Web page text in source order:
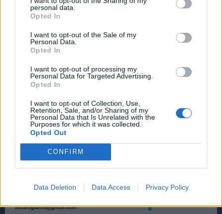
personal data.
Opted In
I want to opt-out of the Sale of my
Personal Data.
Opted In
I want to opt-out of processing my
Personal Data for Targeted Advertising.
Opted In
I want to opt-out of Collection, Use,
Retention, Sale, and/or Sharing of my
Personal Data that Is Unrelated with the
Purposes for which it was collected.
Opted Out
CONFIRM
Data Deletion Data Access Privacy Policy